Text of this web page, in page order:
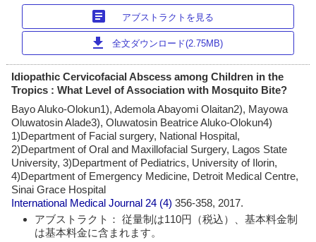
article アブストラクトを見る
download 全文ダウンロード(2.75MB)
Idiopathic Cervicofacial Abscess among Children in the
Tropics : What Level of Association with Mosquito Bite?
Bayo Aluko-Olokun1), Ademola Abayomi Olaitan2), Mayowa
Oluwatosin Alade3), Oluwatosin Beatrice Aluko-Olokun4)
1)Department of Facial surgery, National Hospital,
2)Department of Oral and Maxillofacial Surgery, Lagos State
University, 3)Department of Pediatrics, University of Ilorin,
4)Department of Emergency Medicine, Detroit Medical Centre,
Sinai Grace Hospital
International Medical Journal 24 (4)356-358, 2017.
アブストラクト： 従量制は110円（税込）、基本料金制
は基本料金に含まれます。